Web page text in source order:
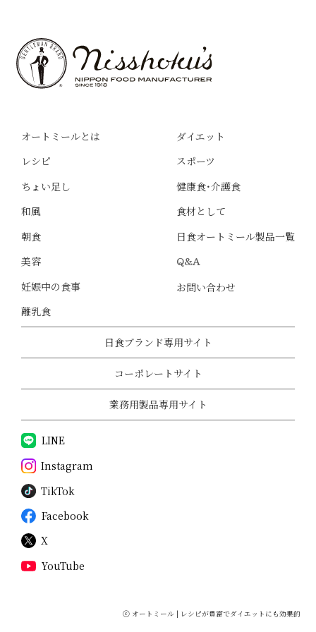
オートミールとは
レシピ
ちょい足し
和風
朝食
美容
妊娠中の食事
離乳食
ダイエット
スポーツ
健康食・介護食
食材として
日食オートミール製品一覧
Q&A
お問い合わせ
日食ブランド専用サイト
コーポレートサイト
業務用製品専用サイト
LINE
Instagram
TikTok
Facebook
X
YouTube
ⓒ オートミール | レシピが豊富でダイエットにも効果的